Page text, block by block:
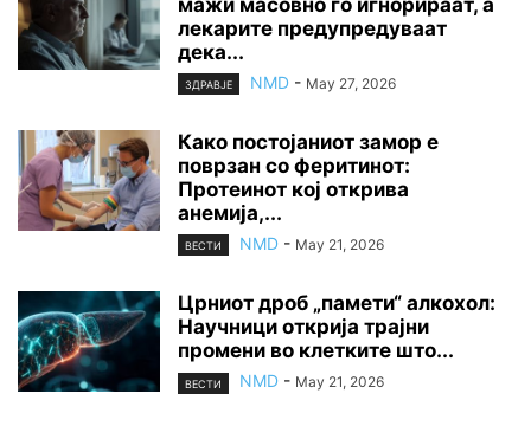
лекарите предупредуваат
дека...
ЗДРАВЈЕ NMD - May 27, 2026
Како постојаниот замор е
поврзан со феритинот:
Протеинот кој открива
анемија,...
ВЕСТИ NMD - May 21, 2026
Црниот дроб „памети“ алкохол:
Научници открија трајни
промени во клетките што...
ВЕСТИ NMD - May 21, 2026